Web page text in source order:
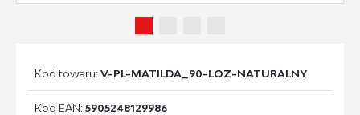
Kod towaru:V-PL-MATILDA_90-LOZ-NATURALNY
Kod EAN:5905248129986